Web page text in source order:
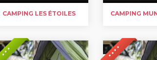
CAMPING LES ÉTOILES
* * * * * * *